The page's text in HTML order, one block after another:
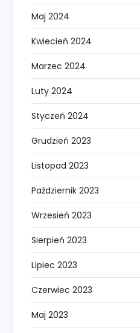
Maj 2024
Kwiecień 2024
Marzec 2024
Luty 2024
Styczeń 2024
Grudzień 2023
Listopad 2023
Październik 2023
Wrzesień 2023
Sierpień 2023
Lipiec 2023
Czerwiec 2023
Maj 2023